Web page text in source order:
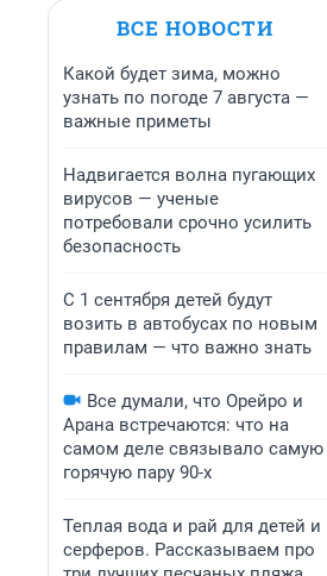
ВСЕ НОВОСТИ
Какой будет зима, можно
узнать по погоде 7 августа —
важные приметы
Надвигается волна пугающих
вирусов — ученые
потребовали срочно усилить
безопасность
С 1 сентября детей будут
возить в автобусах по новым
правилам — что важно знать
Все думали, что Орейро и
Арана встречаются: что на
самом деле связывало самую
горячую пару 90-х
Теплая вода и рай для детей и
серферов. Рассказываем про